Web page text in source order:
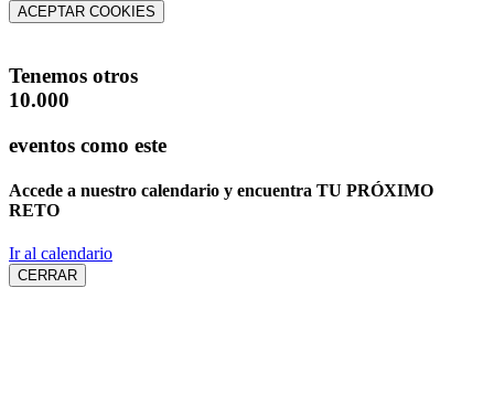
ACEPTAR COOKIES
Tenemos otros
10.000
eventos como este
Accede a nuestro calendario y encuentra TU PRÓXIMO
RETO
Ir al calendario
CERRAR